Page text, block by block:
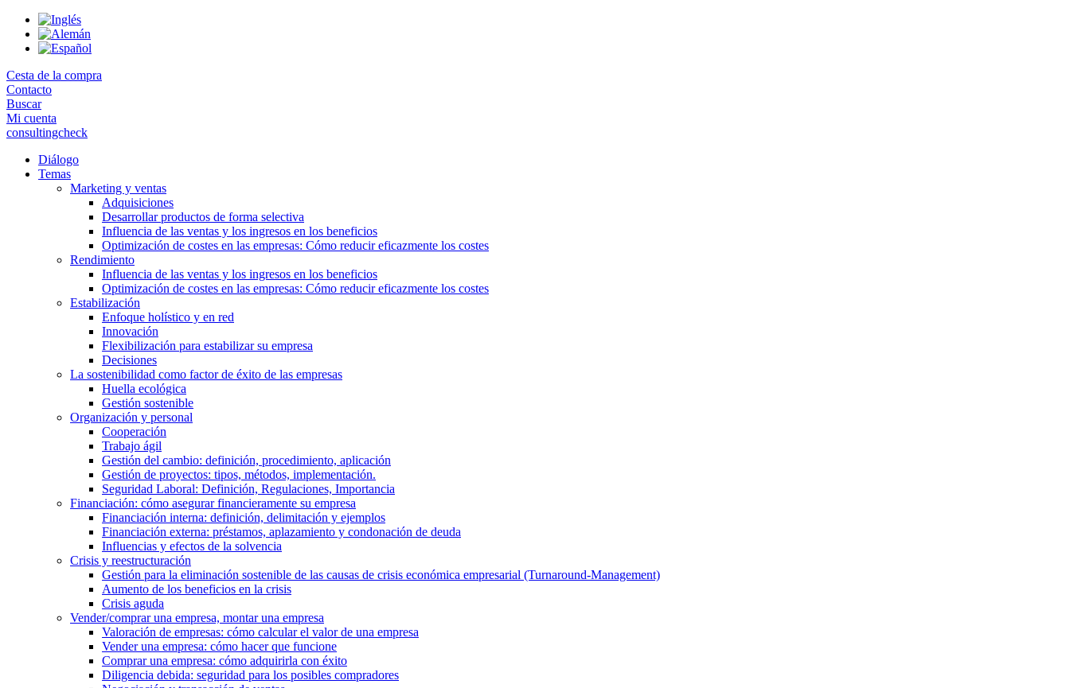
Skip
Cesta de la compra
Contacto
Buscar
Mi cuenta
consultingcheck
Diálogo
Temas
Marketing y ventas
Adquisiciones
Desarrollar productos de forma selectiva
Influencia de las ventas y los ingresos en los beneficios
Optimización de costes en las empresas: Cómo reducir eficazmente los costes
Rendimiento
Influencia de las ventas y los ingresos en los beneficios
Optimización de costes en las empresas: Cómo reducir eficazmente los costes
Estabilización
Enfoque holístico y en red
Innovación
Flexibilización para estabilizar su empresa
Decisiones
La sostenibilidad como factor de éxito de las empresas
Huella ecológica
Gestión sostenible
Organización y personal
Cooperación
Trabajo ágil
Gestión del cambio: definición, procedimiento, aplicación
Gestión de proyectos: tipos, métodos, implementación.
Seguridad Laboral: Definición, Regulaciones, Importancia
Financiación: cómo asegurar financieramente su empresa
Financiación interna: definición, delimitación y ejemplos
Financiación externa: préstamos, aplazamiento y condonación de deuda
Influencias y efectos de la solvencia
Crisis y reestructuración
Gestión para la eliminación sostenible de las causas de crisis económica empresarial (Turnaround-Management)
Aumento de los beneficios en la crisis
Crisis aguda
Vender/comprar una empresa, montar una empresa
Valoración de empresas: cómo calcular el valor de una empresa
Vender una empresa: cómo hacer que funcione
Comprar una empresa: cómo adquirirla con éxito
Diligencia debida: seguridad para los posibles compradores